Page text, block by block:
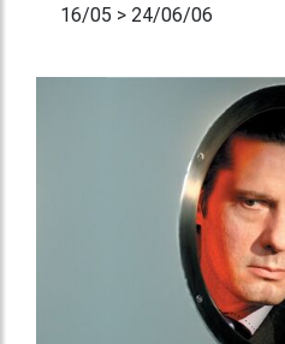
16/05 > 24/06/06